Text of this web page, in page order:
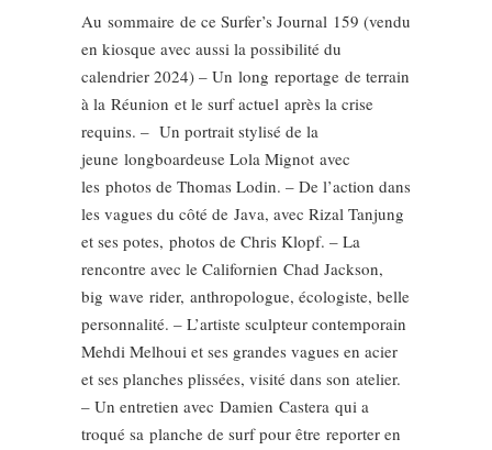
Au sommaire de ce Surfer’s Journal 159 (vendu
en kiosque avec aussi la possibilité du
calendrier 2024) – Un long reportage de terrain
à la Réunion et le surf actuel après la crise
requins. – Un portrait stylisé de la
jeune longboardeuse Lola Mignot avec
les photos de Thomas Lodin. – De l’action dans
les vagues du côté de Java, avec Rizal Tanjung
et ses potes, photos de Chris Klopf. – La
rencontre avec le Californien Chad Jackson,
big wave rider, anthropologue, écologiste, belle
personnalité. – L’artiste sculpteur contemporain
Mehdi Melhoui et ses grandes vagues en acier
et ses planches plissées, visité dans son atelier.
– Un entretien avec Damien Castera qui a
troqué sa planche de surf pour être reporter en